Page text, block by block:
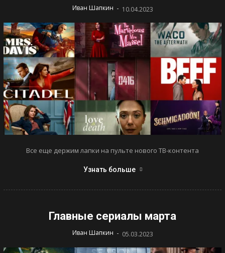
Иван Шапкин - 10.04.2023
Все еще держим лапки на пульте нового ТВ-контента
Узнать больше
Главные сериалы марта
Иван Шапкин - 05.03.2023